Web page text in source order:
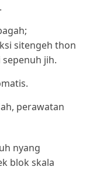
sitengeh thon
jih.
perawatan
nyang
blok skala